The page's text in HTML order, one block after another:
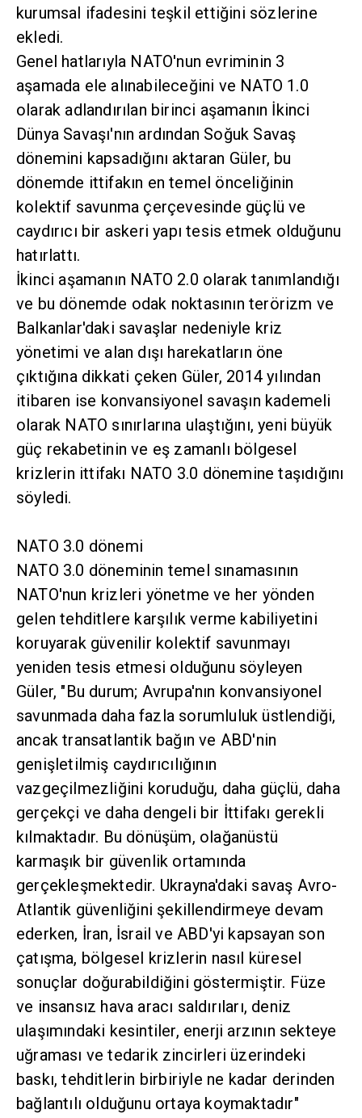
kurumsal ifadesini teşkil ettiğini sözlerine
ekledi.
Genel hatlarıyla NATO'nun evriminin 3
aşamada ele alınabileceğini ve NATO 1.0
olarak adlandırılan birinci aşamanın İkinci
Dünya Savaşı'nın ardından Soğuk Savaş
dönemini kapsadığını aktaran Güler, bu
dönemde ittifakın en temel önceliğinin
kolektif savunma çerçevesinde güçlü ve
caydırıcı bir askeri yapı tesis etmek olduğunu
hatırlattı.
İkinci aşamanın NATO 2.0 olarak tanımlandığı
ve bu dönemde odak noktasının terörizm ve
Balkanlar'daki savaşlar nedeniyle kriz
yönetimi ve alan dışı harekatların öne
çıktığına dikkati çeken Güler, 2014 yılından
itibaren ise konvansiyonel savaşın kademeli
olarak NATO sınırlarına ulaştığını, yeni büyük
güç rekabetinin ve eş zamanlı bölgesel
krizlerin ittifakı NATO 3.0 dönemine taşıdığını
söyledi.
NATO 3.0 dönemi
NATO 3.0 döneminin temel sınamasının
NATO'nun krizleri yönetme ve her yönden
gelen tehditlere karşılık verme kabiliyetini
koruyarak güvenilir kolektif savunmayı
yeniden tesis etmesi olduğunu söyleyen
Güler, "Bu durum; Avrupa'nın konvansiyonel
savunmada daha fazla sorumluluk üstlendiği,
ancak transatlantik bağın ve ABD'nin
genişletilmiş caydırıcılığının
vazgeçilmezliğini koruduğu, daha güçlü, daha
gerçekçi ve daha dengeli bir İttifakı gerekli
kılmaktadır. Bu dönüşüm, olağanüstü
karmaşık bir güvenlik ortamında
gerçekleşmektedir. Ukrayna'daki savaş Avro-
Atlantik güvenliğini şekillendirmeye devam
ederken, İran, İsrail ve ABD'yi kapsayan son
çatışma, bölgesel krizlerin nasıl küresel
sonuçlar doğurabildiğini göstermiştir. Füze
ve insansız hava aracı saldırıları, deniz
ulaşımındaki kesintiler, enerji arzının sekteye
uğraması ve tedarik zincirleri üzerindeki
baskı, tehditlerin birbiriyle ne kadar derinden
bağlantılı olduğunu ortaya koymaktadır"